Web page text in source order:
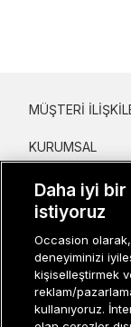
MÜŞTERI
KURUMSAL
KADIN
GRUP MARKALAR
ERKEK
Daha iyi
istiyoruz
Occasion
deneyiminizi
kişiselleştirmek
reklam/
kullanıyoruz.